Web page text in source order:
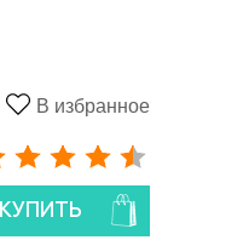
В избранное
КУПИТЬ